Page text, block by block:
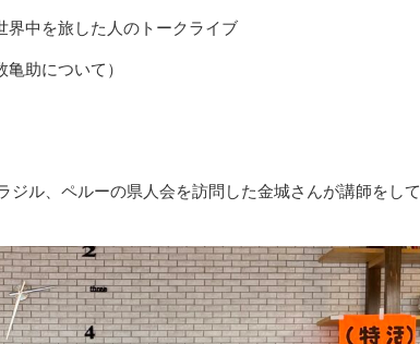
界中を旅した人のトークライブ
助について）
ジル、ペルーの県人会を訪問した金城さんが講師をして